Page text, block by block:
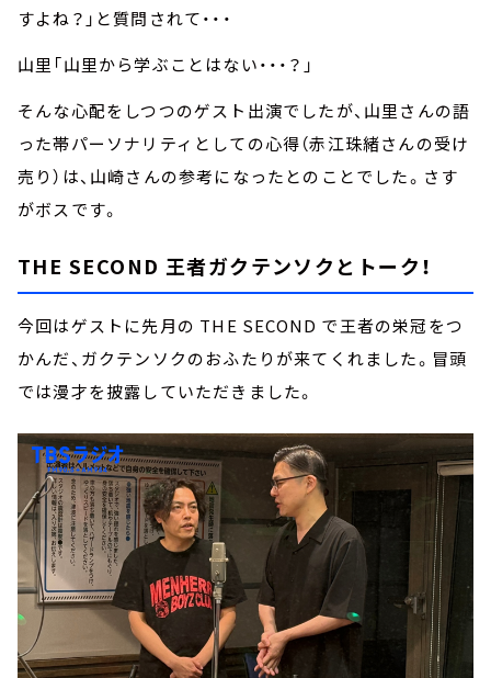
すよね？」と質問されて・・・
山里「山里から学ぶことはない・・・？」
そんな心配をしつつのゲスト出演でしたが、山里さんの語
った帯パーソナリティとしての心得（赤江珠緒さんの受け
売り）は、山崎さんの参考になったとのことでした。さす
がボスです。
THE SECOND 王者ガクテンソクとトーク！
今回はゲストに先月の THE SECOND で王者の栄冠をつ
かんだ、ガクテンソクのおふたりが来てくれました。冒頭
では漫才を披露していただきました。